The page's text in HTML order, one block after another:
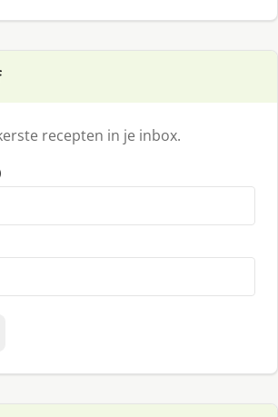
recepten in je inbox.